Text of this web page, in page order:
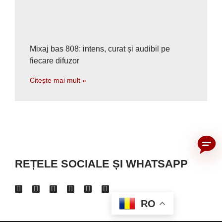
Mixaj bas 808: intens, curat și audibil pe
fiecare difuzor
Citește mai mult »
REȚELE SOCIALE ȘI WHATSAPP
RO